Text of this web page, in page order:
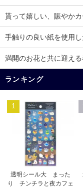
貰って嬉しい、賑やかカ
手触りの良い紙を使用
満開のお花と共に迎える
ランキング
1
透明シール大 まった
り チンチラと夜カフェ